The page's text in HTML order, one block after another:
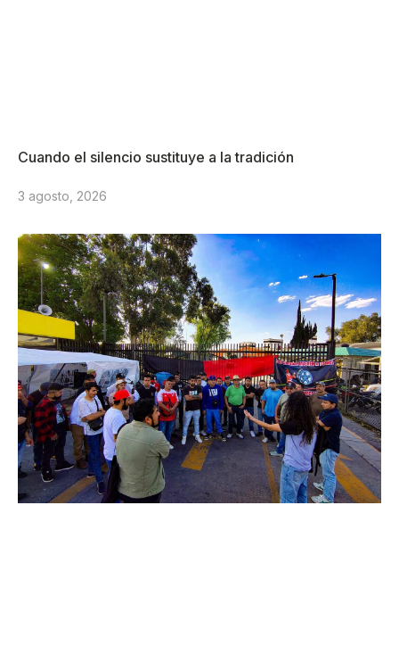
Cuando el silencio sustituye a la tradición
3 agosto, 2026